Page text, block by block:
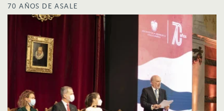
70 AÑOS DE ASALE